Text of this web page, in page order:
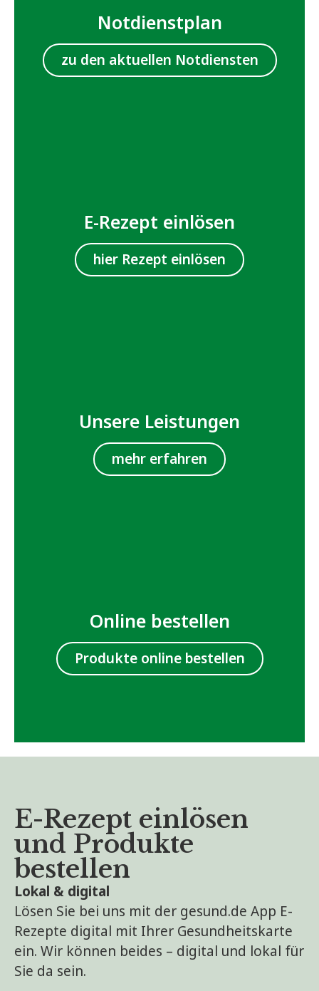
Notdienstplan
zu den aktuellen Notdiensten
E-Rezept einlösen
hier Rezept einlösen
Unsere Leistungen
mehr erfahren
Online bestellen
Produkte online bestellen
E-Rezept einlösen
und Produkte
bestellen
Lokal & digital
Lösen Sie bei uns mit der gesund.de App E-
Rezepte digital mit Ihrer Gesundheitskarte
ein. Wir können beides – digital und lokal für
Sie da sein.